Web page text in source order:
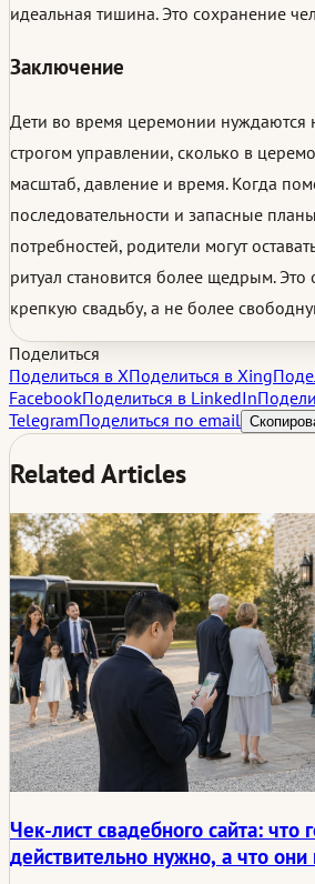
идеальная тишина. Это сохранение
Заключение
Дети во время церемонии нуждаются
строгом управлении, сколько в
масштаб, давление и время. Когда
последовательности и запасные
потребностей, родители могут
ритуал становится более щедрым.
крепкую свадьбу, а не более
Поделиться
Поделиться в XПоделиться в Xing
FacebookПоделиться в LinkedIn
TelegramПоделиться по email
Related Articles
Чек-лист свадебного сайта: что
действительно нужно, а что они